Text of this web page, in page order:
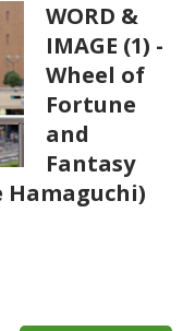
WORD &
IMAGE (1) -
Wheel of
Fortune
and
Fantasy